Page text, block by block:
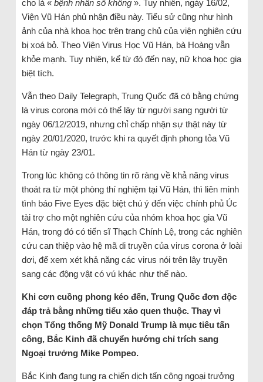
cho là « bệnh nhân số không». Tuy nhiên, ngày 16/02,
Viện Vũ Hán phủ nhận điều này. Tiểu sử cũng như hình
ảnh của nhà khoa học trên trang chủ của viện nghiên cứu
bị xoá bỏ. Theo Viện Virus Học Vũ Hán, bà Hoàng vẫn
khỏe mạnh. Tuy nhiên, kể từ đó đến nay, nữ khoa học gia
biệt tích.
Vẫn theo Daily Telegraph, Trung Quốc đã có bằng chứng
là virus corona mới có thể lây từ người sang người từ
ngày 06/12/2019, nhưng chỉ chấp nhận sự thật này từ
ngày 20/01/2020, trước khi ra quyết định phong tỏa Vũ
Hán từ ngày 23/01.
Trong lúc không có thông tin rõ ràng về khả năng virus
thoát ra từ một phòng thí nghiệm tại Vũ Hán, thì liên minh
tình báo Five Eyes đặc biệt chú ý đến việc chính phủ Úc
tài trợ cho một nghiên cứu của nhóm khoa học gia Vũ
Hán, trong đó có tiến sĩ Thạch Chính Lệ, trong các nghiên
cứu can thiệp vào hệ mã di truyền của virus corona ở loài
dơi, để xem xét khả năng các virus nói trên lây truyền
sang các động vật có vú khác như thế nào.
Khi cơn cuồng phong kéo đến, Trung Quốc đơn độc
đáp trả bằng những tiểu xảo quen thuộc. Thay vì
chọn Tổng thống Mỹ Donald Trump là mục tiêu tấn
công, Bắc Kinh đã chuyển hướng chỉ trích sang
Ngoại trưởng Mike Pompeo.
Bắc Kinh đang tung ra chiến dịch tấn công ngoại trưởng